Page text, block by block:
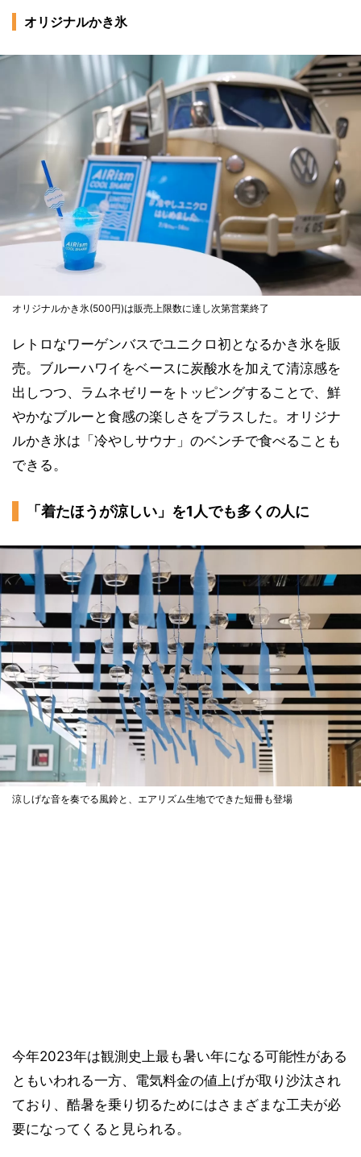
オリジナルかき氷
オリジナルかき氷(500円)は販売上限数に達し次第営業終了
レトロなワーゲンバスでユニクロ初となるかき氷を販
売。ブルーハワイをベースに炭酸水を加えて清涼感を
出しつつ、ラムネゼリーをトッピングすることで、鮮
やかなブルーと食感の楽しさをプラスした。オリジナ
ルかき氷は「冷やしサウナ」のベンチで食べることも
できる。
「着たほうが涼しい」を1人でも多くの人に
涼しげな音を奏でる風鈴と、エアリズム生地でできた短冊も登場
今年2023年は観測史上最も暑い年になる可能性がある
ともいわれる一方、電気料金の値上げが取り沙汰され
ており、酷暑を乗り切るためにはさまざまな工夫が必
要になってくると見られる。